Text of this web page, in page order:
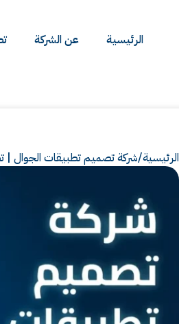
الرئيسية عن الشركة
الرئيسية/شركة تصميم تطبيقات الجوال |